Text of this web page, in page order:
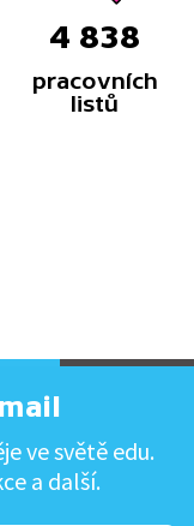
4 838
pracovních
listů
ve světě edu.
a další.